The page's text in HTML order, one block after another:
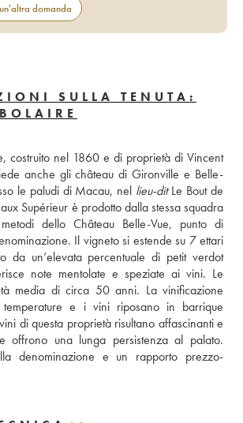
domanda
SULLA TENUTA:
costruito nel 1860 e di proprietà di Vincent
anche gli château di Gironville e Belle-
le paludi di Macau, nel lieu-dit Le Bout de
Supérieur è prodotto dalla stessa squadra
dello Château Belle-Vue, punto di
Il vigneto si estende su 7 ettari
da un’elevata percentuale di petit verdot
note mentolate e speziate ai vini. Le
media di circa 50 anni. La vinificazione
e i vini riposano in barrique
di questa proprietà risultano affascinanti e
offrono una lunga persistenza al palato.
denominazione e un rapporto prezzo-